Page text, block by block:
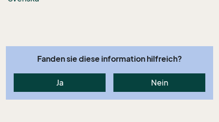
Fanden sie diese information hilfreich?
Ja Nein